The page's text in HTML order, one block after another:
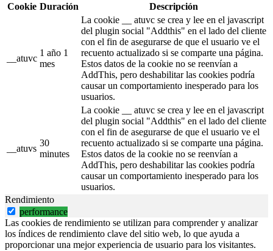
Cookie Duración Descripción
__atuvc
1 año 1
mes
La cookie __ atuvc se crea y lee en el javascript
del plugin social "Addthis" en el lado del cliente
con el fin de asegurarse de que el usuario ve el
recuento actualizado si se comparte una página.
Estos datos de la cookie no se reenvían a
AddThis, pero deshabilitar las cookies podría
causar un comportamiento inesperado para los
usuarios.
__atuvs
30
minutes
La cookie __ atuvc se crea y lee en el javascript
del plugin social "Addthis" en el lado del cliente
con el fin de asegurarse de que el usuario ve el
recuento actualizado si se comparte una página.
Estos datos de la cookie no se reenvían a
AddThis, pero deshabilitar las cookies podría
causar un comportamiento inesperado para los
usuarios.
Rendimiento
performance
Las cookies de rendimiento se utilizan para comprender y analizar
los índices de rendimiento clave del sitio web, lo que ayuda a
proporcionar una mejor experiencia de usuario para los visitantes.